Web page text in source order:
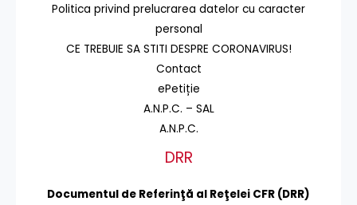
Politica privind prelucrarea datelor cu caracter
personal
CE TREBUIE SA STITI DESPRE CORONAVIRUS!
Contact
ePetiție
A.N.P.C. – SAL
A.N.P.C.
DRR
Documentul de Referinţă al Reţelei CFR (DRR)